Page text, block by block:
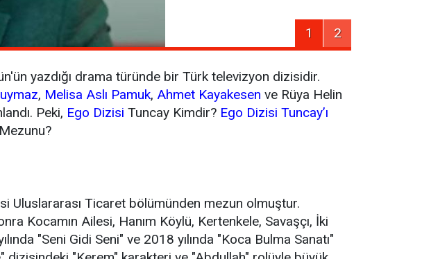
1 2
yazdığı drama türünde bir Türk televizyon dizisidir.
, Melisa Aslı Pamuk, Ahmet Kayakesen ve Rüya Helin
Peki, Ego Dizisi Tuncay Kimdir? Ego Dizisi Tuncay’ı
Uluslararası Ticaret bölümünden mezun olmuştur.
Kocamın Ailesi, Hanım Köylü, Kertenkele, Savaşçı, İki
"Seni Gidi Seni" ve 2018 yılında "Koca Bulma Sanatı"